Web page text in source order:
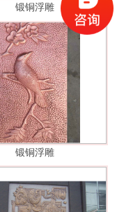
锻铜浮雕
锻铜浮雕